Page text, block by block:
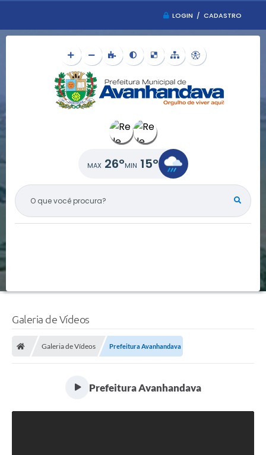
LOGIN / CADASTRO
O QUE VOCÊ PROCURA?
26° 15°
Galeria de Vídeos
Galeria de Vídeos Prefeitura Avanhandava
Prefeitura Avanhandava